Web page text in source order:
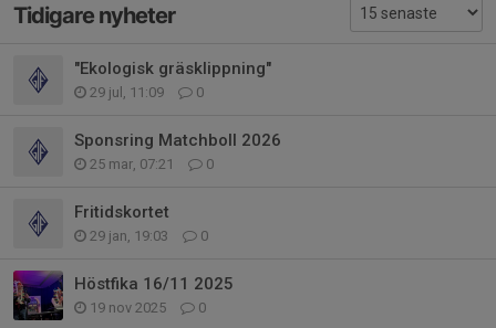
Tidigare nyheter
"Ekologisk gräsklippning"
29 jul, 11:09 0
Sponsring Matchboll 2026
25 mar, 07:21 0
Fritidskortet
29 jan, 19:03 0
Höstfika 16/11 2025
19 nov 2025 0